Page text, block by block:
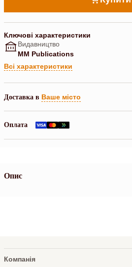
Ключові характеристики
Видавництво
MM Publications
Всі характеристики
Доставка в Ваше місто
Оплата
Опис
Компанія